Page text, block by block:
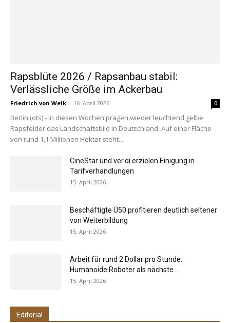
Rapsblüte 2026 / Rapsanbau stabil:
Verlässliche Größe im Ackerbau
Friedrich von Weik - 16. April 2026 0
Berlin (ots) - In diesen Wochen prägen wieder leuchtend gelbe
Rapsfelder das Landschaftsbild in Deutschland. Auf einer Fläche
von rund 1,1 Millionen Hektar steht...
CineStar und ver.di erzielen Einigung in
Tarifverhandlungen
15. April 2026
Beschäftigte Ü50 profitieren deutlich seltener
von Weiterbildung
15. April 2026
Arbeit für rund 2 Dollar pro Stunde:
Humanoide Roboter als nächste...
15. April 2026
Editorial